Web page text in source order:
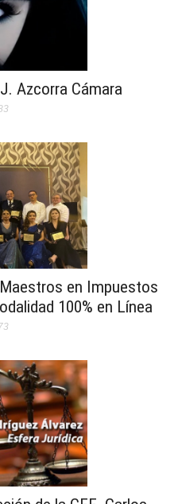
Azcorra Cámara
en Impuestos
100% en Línea